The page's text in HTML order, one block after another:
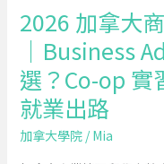
懂
2026 加拿大
｜Business
選？Co-op 實
就業出路
加拿大學院/Mia
完
指
南
｜
Business